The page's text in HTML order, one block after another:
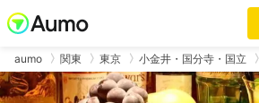
aumo 関東 東京 小金井・国分寺・国立